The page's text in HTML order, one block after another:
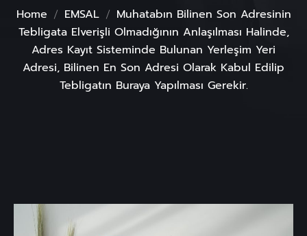
Home EMSAL
Muhatabın Bilinen Son Adresinin
Tebligata Elverişli Olmadığının Anlaşılması Halinde,
Adres Kayıt Sisteminde Bulunan Yerleşim Yeri
Adresi, Bilinen En Son Adresi Olarak Kabul Edilip
Tebligatın Buraya Yapılması Gerekir.